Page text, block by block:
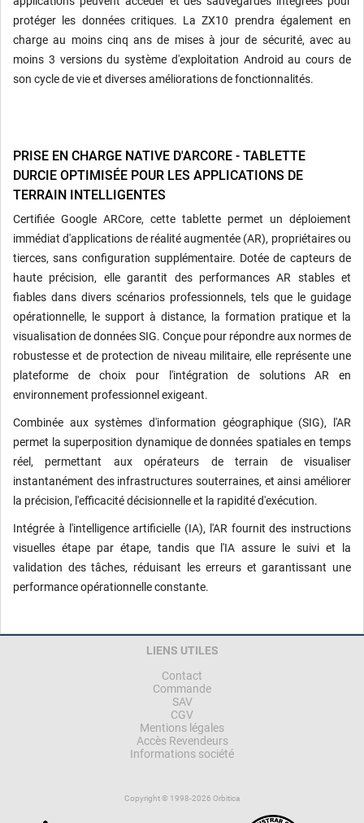
protéger les données critiques. La ZX10 prendra également en
charge au moins cinq ans de mises à jour de sécurité, avec au
moins 3 versions du système d'exploitation Android au cours de
son cycle de vie et diverses améliorations de fonctionnalités.
PRISE EN CHARGE NATIVE D'ARCORE - TABLETTE
DURCIE OPTIMISÉE POUR LES APPLICATIONS DE
TERRAIN INTELLIGENTES
Certifiée Google ARCore, cette tablette permet un déploiement
immédiat d'applications de réalité augmentée (AR), propriétaires ou
tierces, sans configuration supplémentaire. Dotée de capteurs de
haute précision, elle garantit des performances AR stables et
fiables dans divers scénarios professionnels, tels que le guidage
opérationnelle, le support à distance, la formation pratique et la
visualisation de données SIG. Conçue pour répondre aux normes de
robustesse et de protection de niveau militaire, elle représente une
plateforme de choix pour l'intégration de solutions AR en
environnement professionnel exigeant.
Combinée aux systèmes d'information géographique (SIG), l'AR
permet la superposition dynamique de données spatiales en temps
réel, permettant aux opérateurs de terrain de visualiser
instantanément des infrastructures souterraines, et ainsi améliorer
la précision, l'efficacité décisionnelle et la rapidité d'exécution.
Intégrée à l'intelligence artificielle (IA), l'AR fournit des instructions
visuelles étape par étape, tandis que l'IA assure le suivi et la
validation des tâches, réduisant les erreurs et garantissant une
performance opérationnelle constante.
LIENS UTILES
Contact
Commande
SAV
CGV
Mentions légales
Accès Revendeurs
Informations société
Copyright © 1998-2026 Orbitica